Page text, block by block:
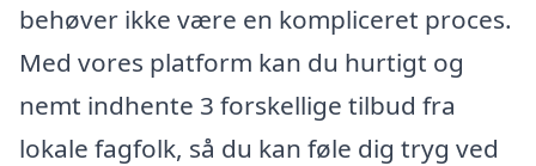
behøver ikke være en kompliceret proces.
Med vores platform kan du hurtigt og
nemt indhente 3 forskellige tilbud fra
lokale fagfolk, så du kan føle dig tryg ved